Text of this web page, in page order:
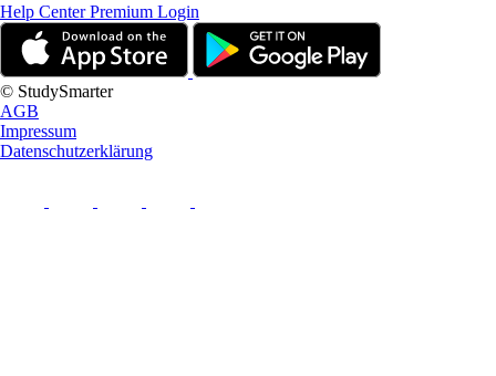
Help CenterPremium Login
© StudySmarter
AGB
Impressum
Datenschutzerklärung